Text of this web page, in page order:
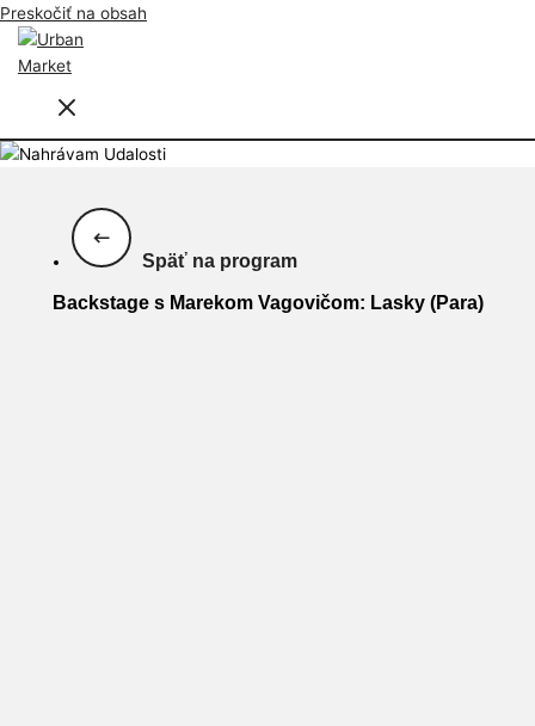
Preskočiť na obsah
Späť na program
Backstage s Marekom Vagovičom: Lasky (Para)